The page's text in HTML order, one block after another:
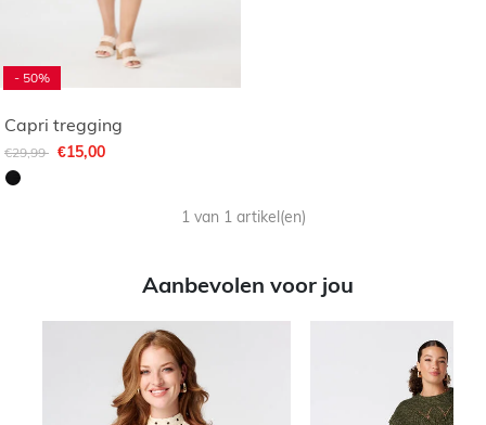
- 50%
Capri tregging
Afgeprijsd van
€29,99 naar
€15,00
1 van 1 artikel(en)
Aanbevolen voor jou